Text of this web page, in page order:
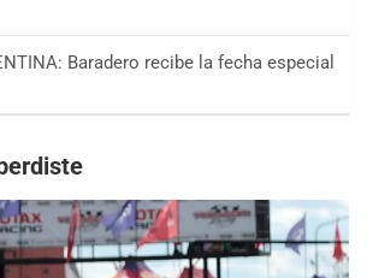
Baradero recibe la fecha especial